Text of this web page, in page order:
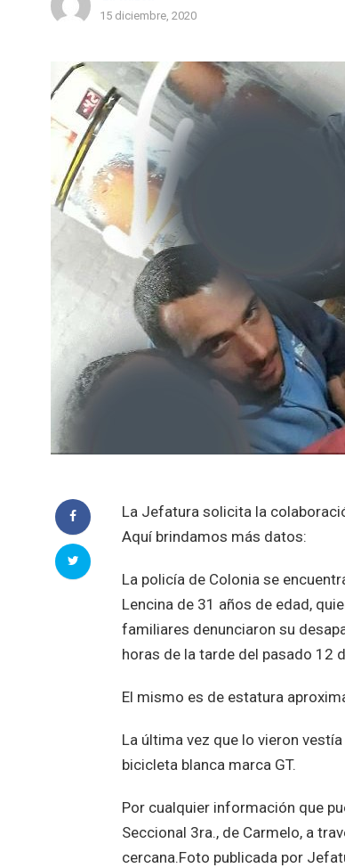
15 diciembre, 2020
La Jefatura solicita la
Aquí brindamos más datos:
La policía de Colonia se
Lencina de 31 años de edad,
familiares denunciaron su
horas de la tarde del pasado 12
El mismo es de estatura
La última vez que lo vieron
bicicleta blanca marca GT.
Por cualquier información que
Seccional 3ra., de Carmelo, a
cercana.Foto publicada por